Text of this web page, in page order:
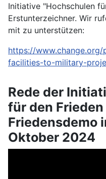
Initiative "Hochschulen
Erstunterzeichner. Wir
mit zu unterstützen:
https://
facilities-to-military-
Rede der
für den
Friedensdemo
Oktober 2024